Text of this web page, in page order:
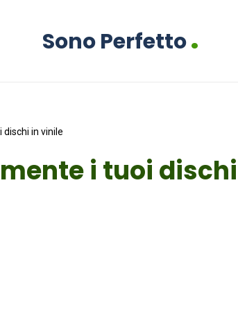
Sono Perfetto.
in vinile
i tuoi dischi